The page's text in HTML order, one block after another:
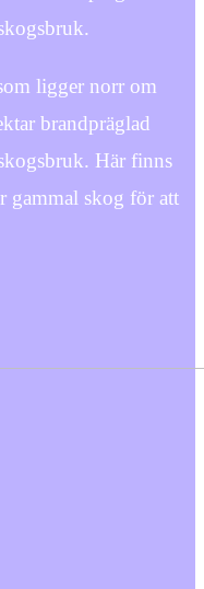
ligger norr om
brandpräglad
Här finns
gammal skog för att